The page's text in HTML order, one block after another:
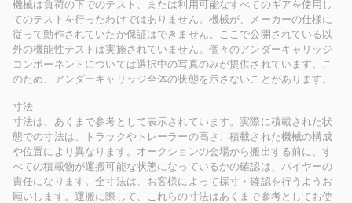
機械は負荷の下でのテスト、または利用可能なすべてのギアを使用し
てのテストを行ったわけではありません。機械が、メーカーの仕様に
従って動作されていたか保証はできません。ここで公開されている以
外の機能性テストは実施されていません。個々のアンダーキャリッジ
コンポーネントについては選択中の写真のみが提供されています。こ
のため、アンダーキャリッジ全体の状態を示さないことがあります。
寸法
寸法は、あくまで参考として表示されています。実際に積載された状
態での寸法は、トラックやトレーラーの高さ、積載された機械の構成
や位置により異なります。オークションの会場から搬出する前に、す
べての積載物が運搬可能な状態になっているかの確認は、バイヤーの
責任になります。全寸法は、お客様によって採寸・確認を行うようお
願いします。運搬に際して、これらの寸法はあくまで参考としてお使